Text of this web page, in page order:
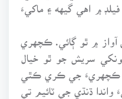
۾ اهي گيهه ۽ ماکيءَ
آواز ۾ ٿو ڳائي. ڪچهري
سريش جو ٿو خيال
ڪچهريءَ جي ڪري ڪٿي
ڌنڌي جي ٽائيم تي